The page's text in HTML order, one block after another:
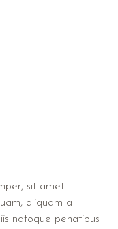
sit amet
aliquam a
natoque penatibus